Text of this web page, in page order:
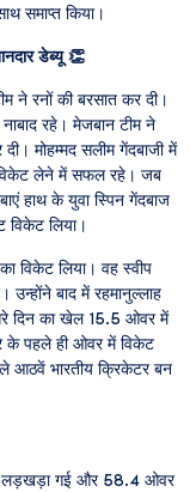
समाप्त किया।
डेब्यू👏
ने रनों की बरसात कर दी।
रहे। मेजबान टीम ने
मोहम्मद सलीम गेंदबाजी में
लेने में सफल रहे। जब
हाथ के युवा स्पिन गेंदबाज
विकेट लिया।
विकेट लिया। वह स्वीप
बाद में रहमानुल्लाह
दिन का खेल 15.5 ओवर में
पहले ही ओवर में विकेट
भारतीय क्रिकेटर बन
लड़खड़ा गई और 58.4 ओवर